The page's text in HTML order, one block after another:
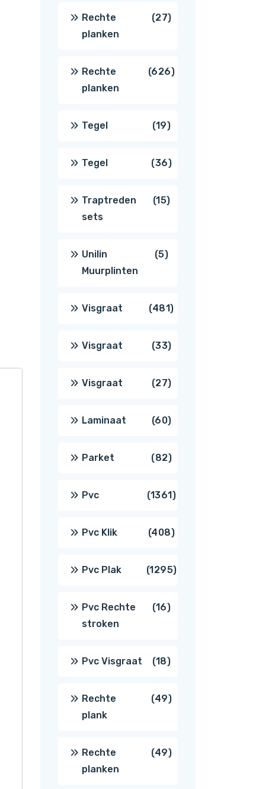
Rechte
planken
2727
Rechte
planken
626626
Tegel 1919
producten
Tegel 3636
producten
Traptreden
sets
1515
Unilin
Muurplinten
55
Visgraat 481481
Visgraat 3333
producten
Visgraat 2727
producten
Laminaat 6060
producten
Parket 8282
producten
Pvc 13611361
producten
Pvc Klik 408408
producten
Pvc Plak 12951295
Pvc Rechte
stroken
1616
Pvc Visgraat 1818
producten
Rechte
plank
4949
Rechte
planken
4949